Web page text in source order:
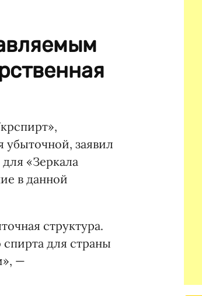
убыточной, заявил
«Зеркала
в данной
структура.
для страны
—